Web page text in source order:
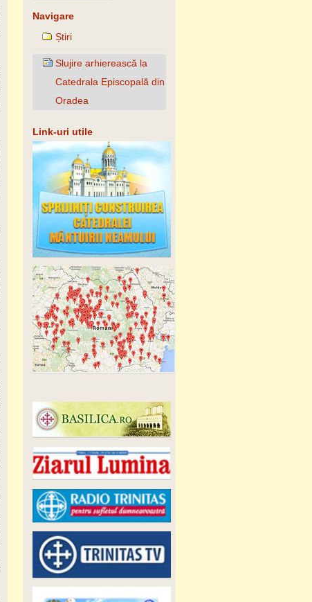
Navigare
Știri
Slujire arhierească la
Catedrala Episcopală din
Oradea
Link-uri utile